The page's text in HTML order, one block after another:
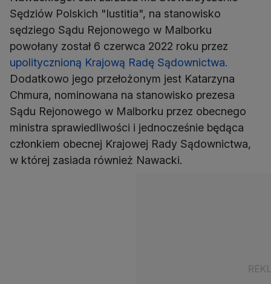
Sędziów Polskich "Iustitia", na stanowisko
sędziego Sądu Rejonowego w Malborku
powołany został 6 czerwca 2022 roku przez
upolitycznioną Krajową Radę Sądownictwa.
Dodatkowo jego przełożonym jest Katarzyna
Chmura, nominowana na stanowisko prezesa
Sądu Rejonowego w Malborku przez obecnego
ministra sprawiedliwości i jednocześnie będąca
członkiem obecnej Krajowej Rady Sądownictwa,
w której zasiada również Nawacki.